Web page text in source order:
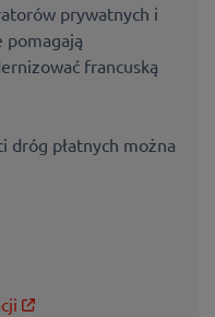
prywatnych i
pomagają
francuską
dróg płatnych można